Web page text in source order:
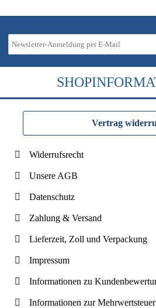
Vertrag
Widerrufsrecht
Unsere AGB
Datenschutz
Zahlung & Versand
Lieferzeit, Zoll und Verpackung
Impressum
Informationen zu
Informationen zur Mehrwertsteuer